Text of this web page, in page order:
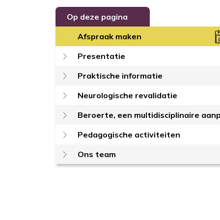
Op deze pagina
Afspraak maken
Presentatie
Praktische informatie
Neurologische revalidatie
Beroerte, een multidisciplinaire
Pedagogische activiteiten
Ons team